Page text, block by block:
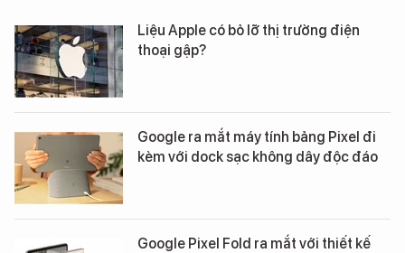
Liệu Apple có bỏ lỡ thị trường điện
thoại gập?
Google ra mắt máy tính bảng Pixel đi
kèm với dock sạc không dây độc đáo
Google Pixel Fold ra mắt với thiết kế